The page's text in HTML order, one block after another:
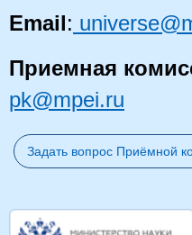
Email:
Приемная
pk@mpei.ru
Задать вопрос Приёмной